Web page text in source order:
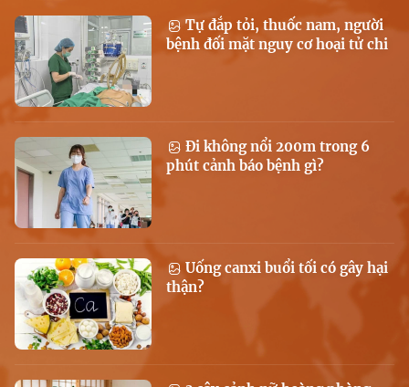
Tự đắp tỏi, thuốc nam, người
bệnh đối mặt nguy cơ hoại tử chi
Đi không nổi 200m trong 6
phút cảnh báo bệnh gì?
Uống canxi buổi tối có gây hại
thận?